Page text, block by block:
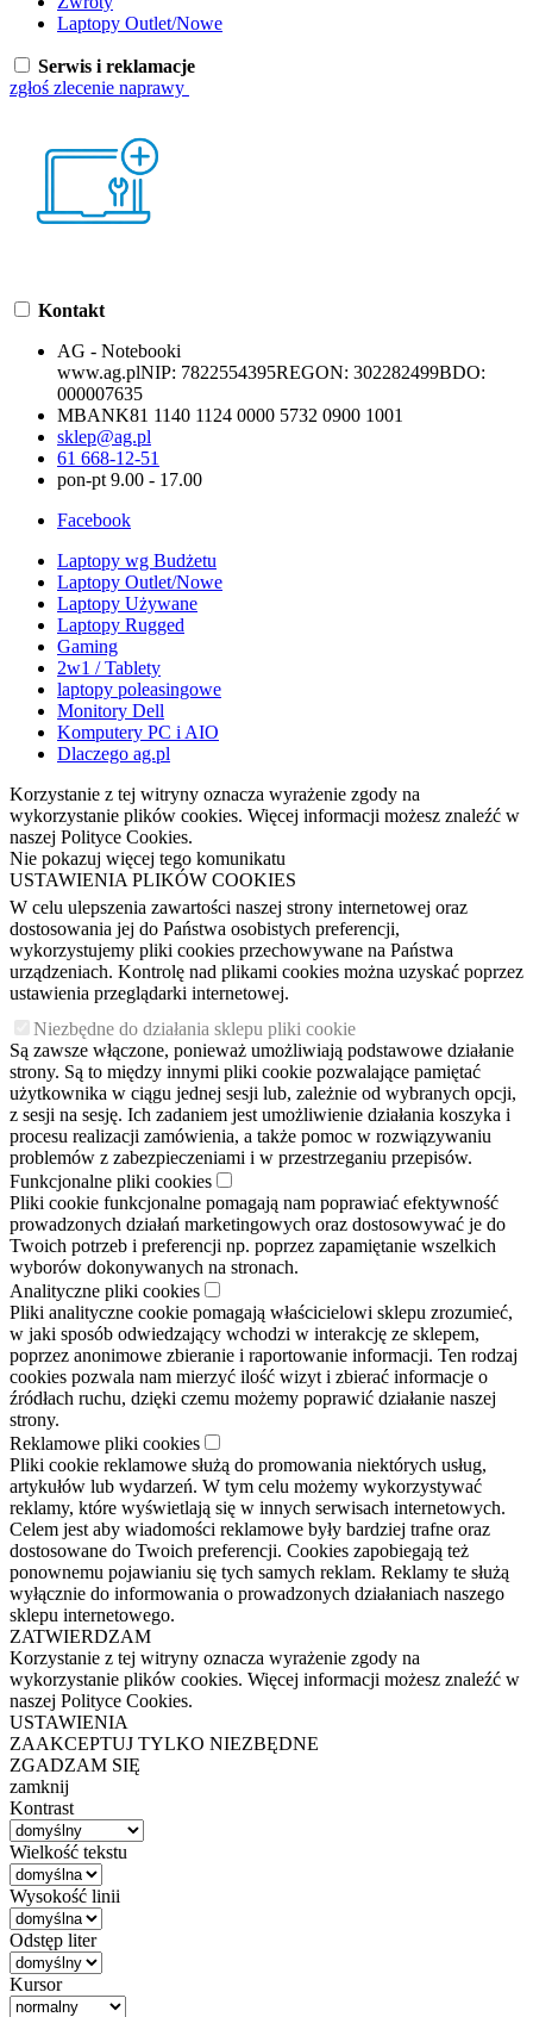
Laptopy Outlet/Nowe
Serwis i reklamacje
zgłoś zlecenie naprawy
Kontakt
AG - Notebooki
www.ag.plNIP: 7822554395REGON: 302282499BDO:
000007635
MBANK81 1140 1124 0000 5732 0900 1001
sklep@ag.pl
61 668-12-51
pon-pt 9.00 - 17.00
Facebook
Laptopy wg Budżetu
Laptopy Outlet/Nowe
Laptopy Używane
Laptopy Rugged
Gaming
2w1 / Tablety
laptopy poleasingowe
Monitory Dell
Komputery PC i AIO
Dlaczego ag.pl
Korzystanie z tej witryny oznacza wyrażenie zgody na
wykorzystanie plików cookies. Więcej informacji możesz znaleźć w
naszej Polityce Cookies.
Nie pokazuj więcej tego komunikatu
USTAWIENIA PLIKÓW COOKIES
W celu ulepszenia zawartości naszej strony internetowej oraz
dostosowania jej do Państwa osobistych preferencji,
wykorzystujemy pliki cookies przechowywane na Państwa
urządzeniach. Kontrolę nad plikami cookies można uzyskać poprzez
ustawienia przeglądarki internetowej.
Niezbędne do działania sklepu pliki cookie
Są zawsze włączone, ponieważ umożliwiają podstawowe działanie
strony. Są to między innymi pliki cookie pozwalające pamiętać
użytkownika w ciągu jednej sesji lub, zależnie od wybranych opcji,
z sesji na sesję. Ich zadaniem jest umożliwienie działania koszyka i
procesu realizacji zamówienia, a także pomoc w rozwiązywaniu
problemów z zabezpieczeniami i w przestrzeganiu przepisów.
Funkcjonalne pliki cookies
Pliki cookie funkcjonalne pomagają nam poprawiać efektywność
prowadzonych działań marketingowych oraz dostosowywać je do
Twoich potrzeb i preferencji np. poprzez zapamiętanie wszelkich
wyborów dokonywanych na stronach.
Analityczne pliki cookies
Pliki analityczne cookie pomagają właścicielowi sklepu zrozumieć,
w jaki sposób odwiedzający wchodzi w interakcję ze sklepem,
poprzez anonimowe zbieranie i raportowanie informacji. Ten rodzaj
cookies pozwala nam mierzyć ilość wizyt i zbierać informacje o
źródłach ruchu, dzięki czemu możemy poprawić działanie naszej
strony.
Reklamowe pliki cookies
Pliki cookie reklamowe służą do promowania niektórych usług,
artykułów lub wydarzeń. W tym celu możemy wykorzystywać
reklamy, które wyświetlają się w innych serwisach internetowych.
Celem jest aby wiadomości reklamowe były bardziej trafne oraz
dostosowane do Twoich preferencji. Cookies zapobiegają też
ponownemu pojawianiu się tych samych reklam. Reklamy te służą
wyłącznie do informowania o prowadzonych działaniach naszego
sklepu internetowego.
ZATWIERDZAM
Korzystanie z tej witryny oznacza wyrażenie zgody na
wykorzystanie plików cookies. Więcej informacji możesz znaleźć w
naszej Polityce Cookies.
USTAWIENIA
ZAAKCEPTUJ TYLKO NIEZBĘDNE
ZGADZAM SIĘ
zamknij
Kontrast
Wielkość tekstu
Wysokość linii
Odstęp liter
Kursor